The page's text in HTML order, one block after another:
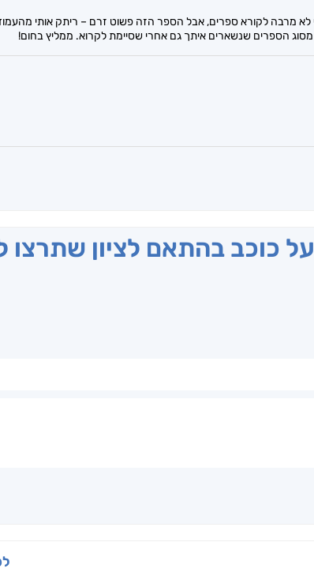
לא מרבה לקורא ספרים, אבל הספר הזה פשוט זרם – ריתק אותי
מסוג הספרים שנשארים איתך גם אחרי שסיימת לקרוא. ממליץ בחום!
על כוכב בהתאם לציון שתרצו